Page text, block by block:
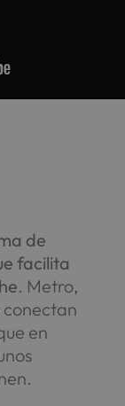
de
facilita
. Metro,
conectan
en